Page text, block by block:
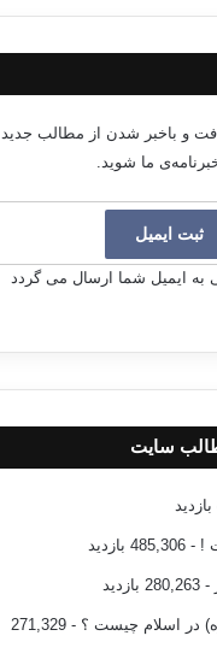
و باخبر شدن از مطالب جدید
ما شوید.
به ایمیل شما ارسال می گردد
سایت
! - 485,306 بازدید
- 280,263 بازدید
در اسلام چیست ؟
- 271,329